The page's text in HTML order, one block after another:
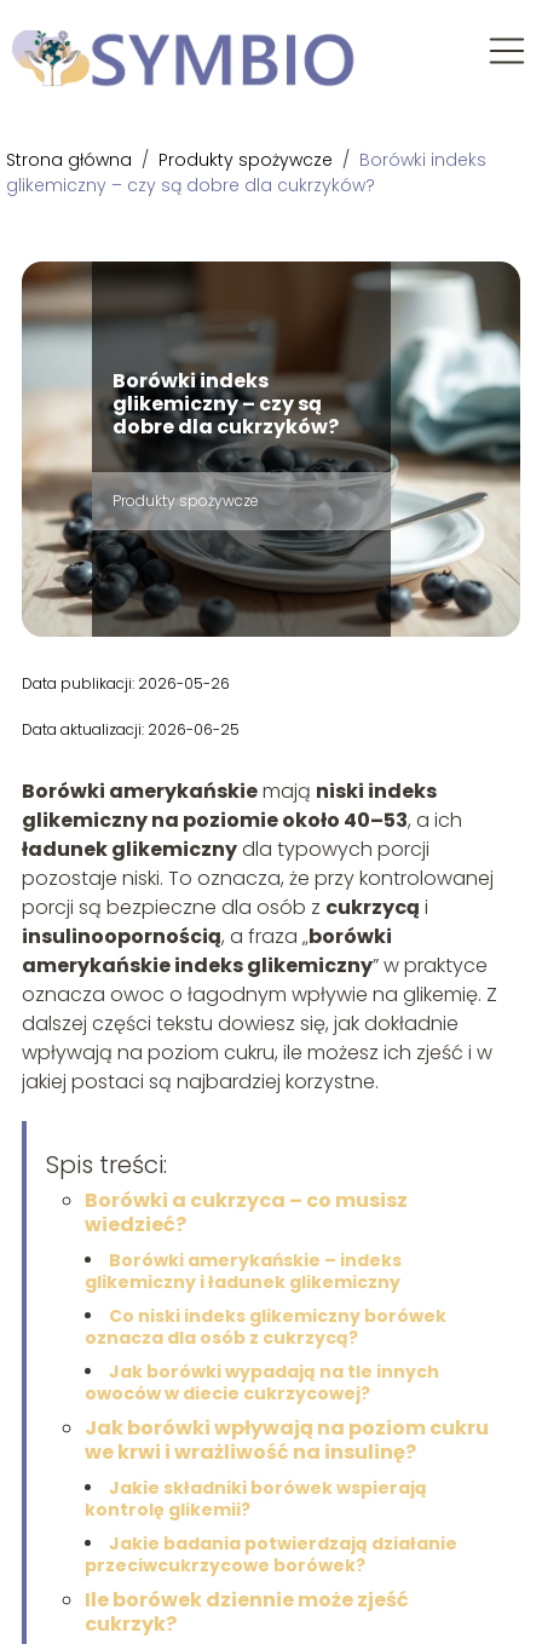
Strona główna / Produkty spożywcze / Borówki indeks
glikemiczny – czy są dobre dla cukrzyków?
Borówki indeks
glikemiczny – czy są
dobre dla cukrzyków?
Produkty spożywcze
Data publikacji: 2026-05-26
Data aktualizacji: 2026-06-25
Borówki amerykańskiemają niski indeks
glikemiczny na poziomie około 40–53, a ich
ładunek glikemicznydla typowych porcji
pozostaje niski. To oznacza, że przy kontrolowanej
porcji są bezpieczne dla osób z cukrzycą i
insulinoopornością, a fraza „borówki
amerykańskie indeks glikemiczny” w praktyce
oznacza owoc o łagodnym wpływie na glikemię. Z
dalszej części tekstu dowiesz się, jak dokładnie
wpływają na poziom cukru, ile możesz ich zjeść i w
jakiej postaci są najbardziej korzystne.
Spis treści:
Borówki a cukrzyca – co musisz
wiedzieć?
Borówki amerykańskie – indeks
glikemiczny i ładunek glikemiczny
Co niski indeks glikemiczny borówek
oznacza dla osób z cukrzycą?
Jak borówki wypadają na tle innych
owoców w diecie cukrzycowej?
Jak borówki wpływają na poziom cukru
we krwi i wrażliwość na insulinę?
Jakie składniki borówek wspierają
kontrolę glikemii?
Jakie badania potwierdzają działanie
przeciwcukrzycowe borówek?
Ile borówek dziennie może zjeść
cukrzyk?